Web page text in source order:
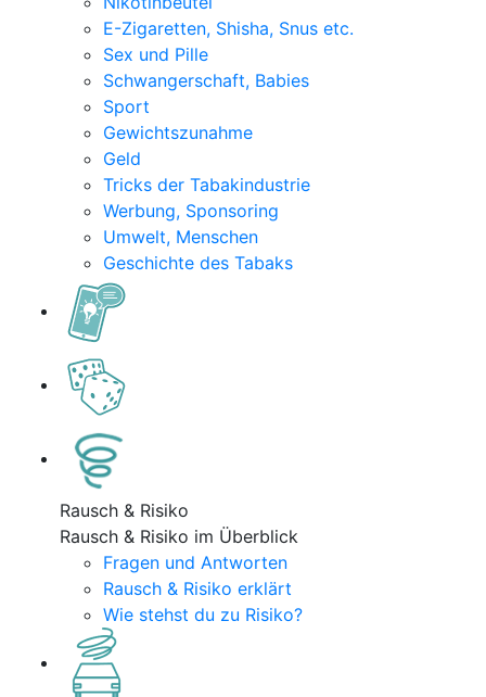
E-Zigaretten, Shisha, Snus etc.
Sex und Pille
Schwangerschaft, Babies
Sport
Gewichtszunahme
Geld
Tricks der Tabakindustrie
Werbung, Sponsoring
Umwelt, Menschen
Geschichte des Tabaks
Rausch & Risiko
Rausch & Risiko im Überblick
Fragen und Antworten
Rausch & Risiko erklärt
Wie stehst du zu Risiko?